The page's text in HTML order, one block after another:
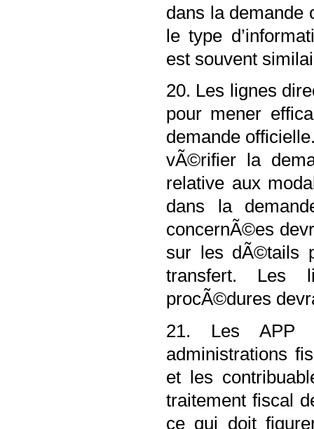
dans la demande
le type
est souvent
20. Les lignes
pour mener
demande
vÃ©rifier la
relative aux
dans la
concernÃ©es
sur les dÃ©tails
transfert. Les
procÃ©dures
21. Les APP
administrations
et les
traitement fiscal
ce qui doit